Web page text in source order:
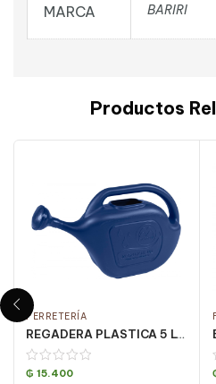
MARCA BARIRI
Productos
FERRETERÍA
REGADERA PLASTICA 5 LTS AZUL – PQT 8
₲ 15.400